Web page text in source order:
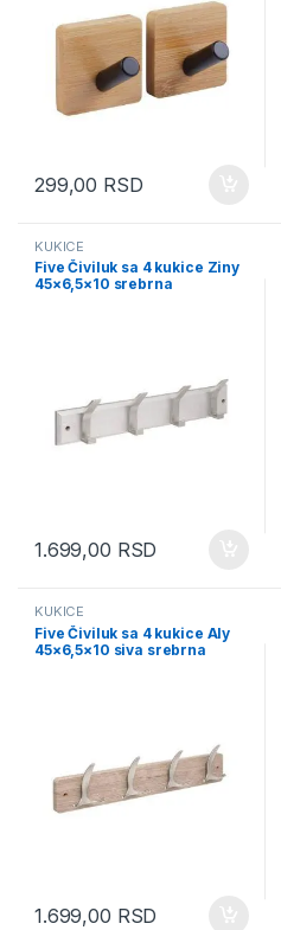
299,00 RSD
KUKICE
Five Čiviluk sa 4 kukice Ziny
45×6,5×10 srebrna
1.699,00 RSD
KUKICE
Five Čiviluk sa 4 kukice Aly
45×6,5×10 siva srebrna
1.699,00 RSD